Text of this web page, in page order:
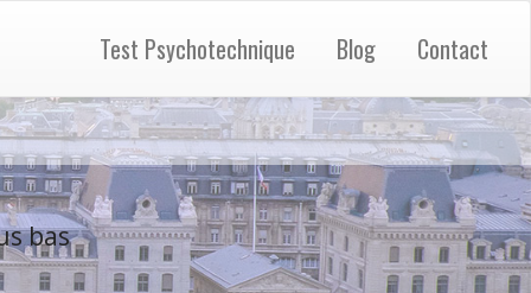
Test Psychotechnique Blog Contact
bas